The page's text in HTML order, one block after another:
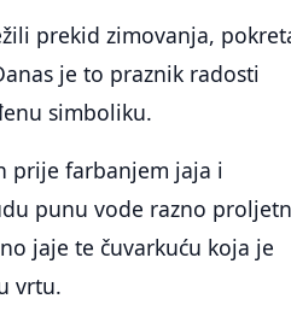
prekid zimovanja,
je to praznik radosti
simboliku.
prije farbanjem jaja i
punu vode razno
jaje te čuvarkuću koja je
vrtu.